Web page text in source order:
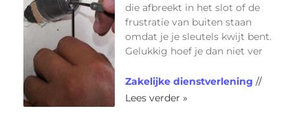
die afbreekt in het slot of de
frustratie van buiten staan
omdat je je sleutels kwijt bent.
Gelukkig hoef je dan niet ver
Zakelijke dienstverlening //
Lees verder »